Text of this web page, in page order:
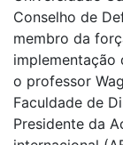
Conselho de
membro da
implementação
o professor
Faculdade de
Presidente da